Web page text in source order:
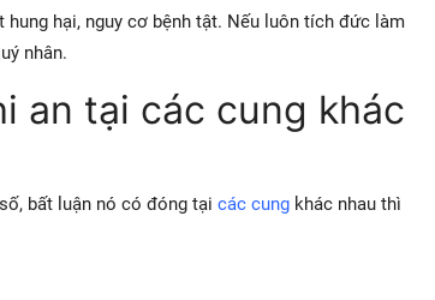
hại, nguy cơ bệnh tật. Nếu luôn tích đức làm
nhân.
an tại các cung khác
bất luận nó có đóng tại các cung khác nhau thì